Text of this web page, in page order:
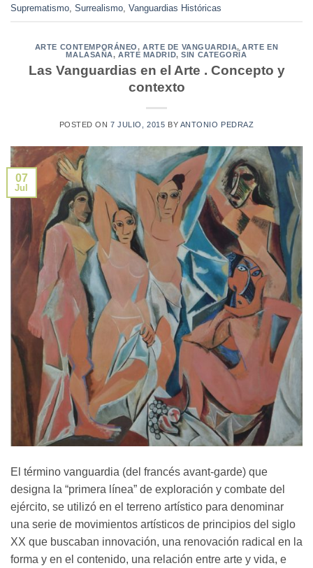
Suprematismo Surrealismo Vanguardias Históricas
ARTE CONTEMPORÁNEO,ARTE DE VANGUARDIA,ARTE EN
MALASAÑA,ARTE MADRID,SIN CATEGORÍA
Las Vanguardias en el Arte . Concepto y
contexto
POSTED ON7 JULIO, 2015 BY ANTONIO PEDRAZ
07
Jul
El término vanguardia (del francés avant-garde) que
designa la “primera línea” de exploración y combate del
ejército, se utilizó en el terreno artístico para denominar
una serie de movimientos artísticos de principios del siglo
XX que buscaban innovación, una renovación radical en la
forma y en el contenido, una relación entre arte y vida, e